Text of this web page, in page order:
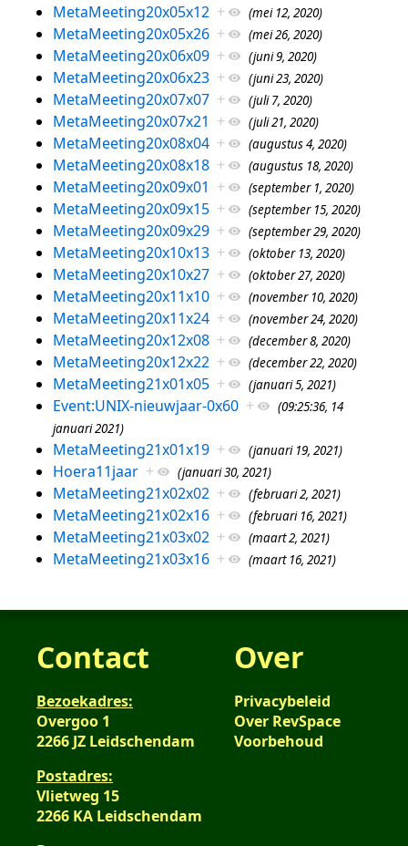
MetaMeeting20x05x12 + (mei 12, 2020)
MetaMeeting20x05x26 + (mei 26, 2020)
MetaMeeting20x06x09 + (juni 9, 2020)
MetaMeeting20x06x23 + (juni 23, 2020)
MetaMeeting20x07x07 + (juli 7, 2020)
MetaMeeting20x07x21 + (juli 21, 2020)
MetaMeeting20x08x04 + (augustus 4, 2020)
MetaMeeting20x08x18 + (augustus 18, 2020)
MetaMeeting20x09x01 + (september 1, 2020)
MetaMeeting20x09x15 + (september 15, 2020)
MetaMeeting20x09x29 + (september 29, 2020)
MetaMeeting20x10x13 + (oktober 13, 2020)
MetaMeeting20x10x27 + (oktober 27, 2020)
MetaMeeting20x11x10 + (november 10, 2020)
MetaMeeting20x11x24 + (november 24, 2020)
MetaMeeting20x12x08 + (december 8, 2020)
MetaMeeting20x12x22 + (december 22, 2020)
MetaMeeting21x01x05 + (januari 5, 2021)
Event:UNIX-nieuwjaar-0x60 +
(09:25:36, 14
januari 2021)
MetaMeeting21x01x19 + (januari 19, 2021)
Hoera11jaar + (januari 30, 2021)
MetaMeeting21x02x02 + (februari 2, 2021)
MetaMeeting21x02x16 + (februari 16, 2021)
MetaMeeting21x03x02 + (maart 2, 2021)
MetaMeeting21x03x16 + (maart 16, 2021)
Contact
Bezoekadres:
Overgoo 1
2266 JZ Leidschendam
Postadres:
Vlietweg 15
2266 KA Leidschendam
Over
Privacybeleid
Over RevSpace
Voorbehoud